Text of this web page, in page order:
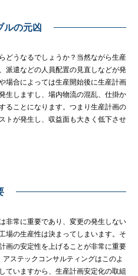
ルの元凶
どうなるでしょうか？当然ながら生産
派遣などの人員配置の見直しなどが発
場合によっては生産開始後に生産計画
生しますし、場内物流の混乱、仕掛か
ることになります。つまり生産計画の
トが発生し、収益面も大きく低下させ
非常に重要であり、変更の発生しない
場の生産性は決まってしまいます。そ
画の安定性を上げることが非常に重要
ステックコンサルティングはこのよ
ていますから、生産計画安定化の取組